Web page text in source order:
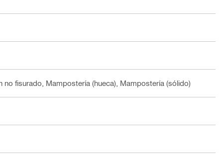
no fisurado, Mampostería (hueca), Mampostería (sólido)